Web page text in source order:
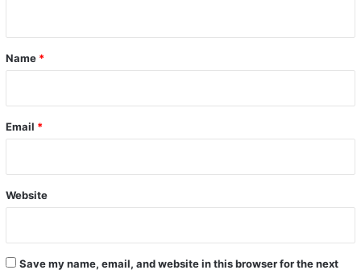
*
Name *
Email *
Website
Save my name, email, and website in this browser for the next